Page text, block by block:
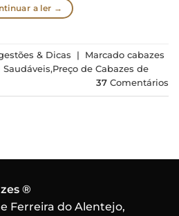
a ler →
& Dicas | Marcado cabazes
Saudáveis,Preço de Cabazes de
37 Comentários
®
Ferreira do Alentejo,